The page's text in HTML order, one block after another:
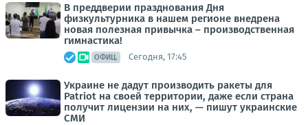
В преддверии празднования Дня
физкультурника в нашем регионе внедрена
новая полезная привычка – производственная
гимнастика!
ОФИЦ. Сегодня, 17:45
Украине не дадут производить ракеты для
Patriot на своей территории, даже если страна
получит лицензии на них, — пишут украинские
СМИ